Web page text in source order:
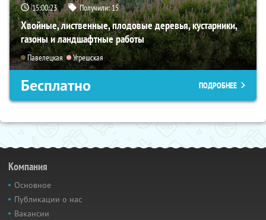
15:00:21 Получили:15
Хвойные, лиственные, плодовые деревья, кустарники,
газоны и ландшафтные работы
Павелецкая Угрешская
Бесплатно ПОДРОБНЕЕ
Компания
Основное
Публикации о нас
Вакансии